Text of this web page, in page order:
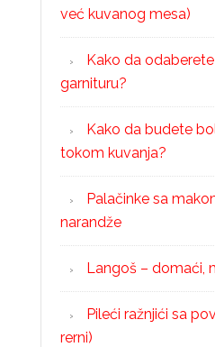
već kuvanog mesa)
Kako da
garnituru?
Kako da budete
tokom kuvanja?
Palačinke sa
narandže
Langoš – domaći,
Pileći ražnjići sa
rerni)